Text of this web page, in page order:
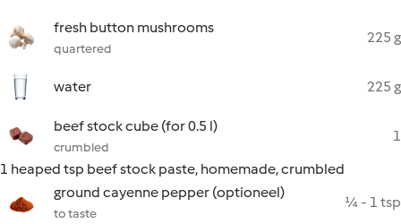
fresh button mushrooms
quartered
225 g
water 225 g
beef stock cube (for 0.5 l)
crumbled
1
1 heaped tsp beef stock paste, homemade, crumbled
ground cayenne pepper (optioneel)
to taste
¼ - 1 tsp